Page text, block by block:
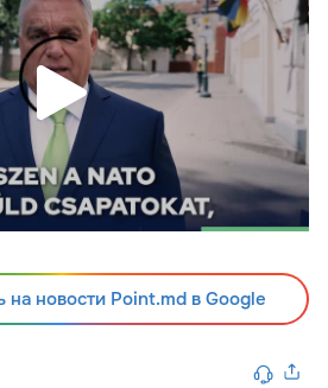
на новости Point.md в Google